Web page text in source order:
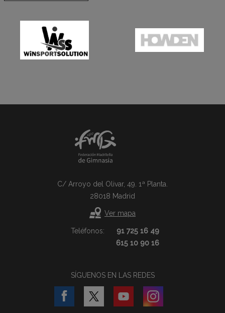
C/ Arroyo del Olivar, 49. 1ª Planta.
28018 Madrid
Ver mapa
Teléfonos:
91 725 16 49
615 10 90 16
SÍGUENOS EN LAS REDES